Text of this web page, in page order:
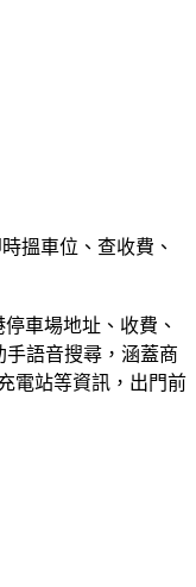
搵車位、查收費、
車場地址、收費、
語音搜尋，涵蓋商
電站等資訊，出門前